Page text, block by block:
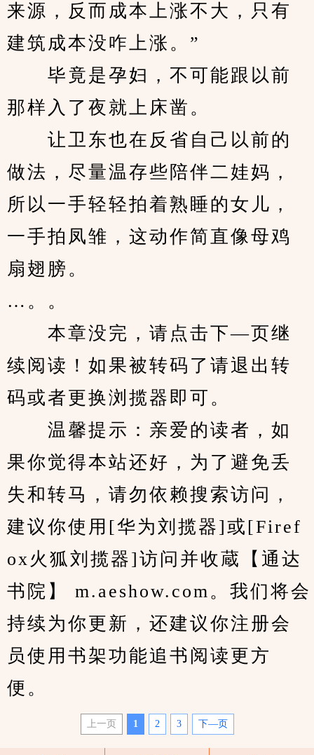
来源，反而成本上涨不大，只有
建筑成本没咋上涨。”
毕竟是孕妇，不可能跟以前
那样入了夜就上床凿。
让卫东也在反省自己以前的
做法，尽量温存些陪伴二娃妈，
所以一手轻轻拍着熟睡的女儿，
一手拍凤雏，这动作简直像母鸡
扇翅膀。
…。。
本章没完，请点击下—页继
续阅读！如果被转码了请退出转
码或者更换浏揽器即可。
温馨提示：亲爱的读者，如
果你觉得本站还好，为了避免丢
失和转马，请勿依赖搜索访问，
建议你使用[华为刘揽器]或[Firef
ox火狐刘揽器]访问并收蔵【通达
书院】 m.aeshow.com。我们将会
持续为你更新，还建议你注册会
员使用书架功能追书阅读更方
便。
上一页 1 2 3 下—页